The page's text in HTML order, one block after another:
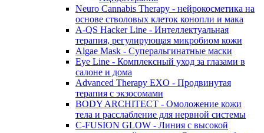
Neuro Cannabis Therapy - нейрокосметика на
основе стволовых клеток конопли и мака
A-QS Hacker Line - Интеллектуальная
терапия, регулирующая микробиом кожи
Algae Mask - Суперальгинатные маски
Eye Line - Комплексный уход за глазами в
салоне и дома
Advanced Therapy EXO - Продвинутая
терапия с экзосомами
BODY ARCHITECT - Омоложение кожи
тела и расслабление для нервной системы
C-FUSION GLOW - Линия с высокой